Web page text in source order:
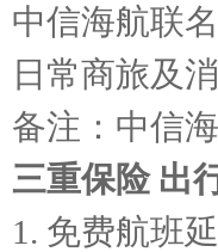
中信海航联
日常商旅及
备注：中信
三重保险 出
1. 免费航班